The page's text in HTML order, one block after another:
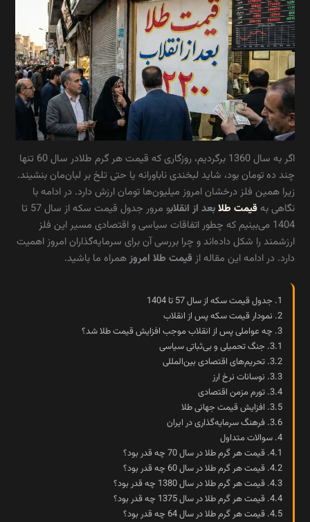
اگر به سال 1360 برگردیم، روزگاری که قیمت هر گرم طلا
در سال 60 تنها
چند ده تومان بود، شاید لبخندی ناباورانه یا حتی تلخ بر لبان‌مان بنشیند.
زیرا همین فلز درخشان امروز میلیون‌ها تومان ارزش دارد. در ادامه با
نگاهی بهقیمت طلابعد از انقلاب
و مرور جدول قیمت سکه از سال 57 تا
1404 می‌بینیم که چطور اتفاقات سیاسی و اقتصادی مسیر این فلز
ارزشمند را شکل داده‌اند و چرا بررسی آن برای سرمایه‌گذاران امروز اهمیت
دارد. در ادامه این مقاله از قیمت طلا امروزهمراه ما باشید.
1. جدول قیمت سکه از سال 57 تا 1404
2. نمودار قیمت سکه پس از انقلاب
3. چه عواملی پس از انقلاب موجب افزایش قیمت طلا شد؟
3.1. جنگ تحمیلی و بی‌ثباتی سیاسی
3.2. تحریم‌های اقتصادی بین‌المللی
3.3. نوسانات نرخ ارز
3.4. تورم مزمن اقتصادی
3.5. افزایش قیمت جهانی طلا
3.6. فرهنگ سرمایه‌گذاری در ایران
4. سوالات متداول
4.1. قیمت هر گرم طلا در سال 70 چه ‌قدر بود؟
4.2. قیمت هر گرم طلا در سال 60 چه ‌قدر بود؟
4.3. قیمت هر گرم طلا در سال 1380 چه ‌قدر بود؟
4.4. قیمت هر گرم طلا در سال 1375 چه ‌قدر بود؟
4.5. قیمت هر گرم طلا در سال 64 چه ‌قدر بود؟